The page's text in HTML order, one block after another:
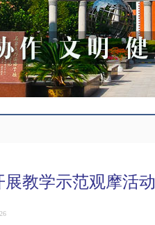
教学示范观摩活动